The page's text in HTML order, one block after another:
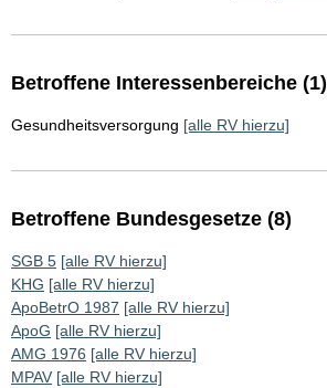
Betroffene Interessenbereiche (1)
Gesundheitsversorgung [alle RV hierzu]
Betroffene Bundesgesetze (8)
SGB 5 [alle RV hierzu]
KHG [alle RV hierzu]
ApoBetrO 1987 [alle RV hierzu]
ApoG [alle RV hierzu]
AMG 1976 [alle RV hierzu]
MPAV [alle RV hierzu]